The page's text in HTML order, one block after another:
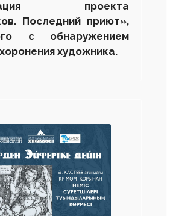
проекта
Последний приют»,
с обнаружением
художника.